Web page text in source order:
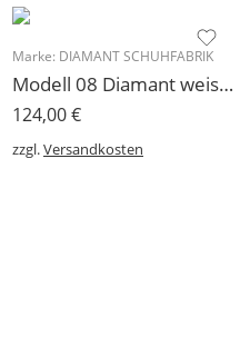
Marke: DIAMANT SCHUHFABRIK
Modell 08 Diamant weiss Damen Tanzschuh 5 cm
124,00€
zzgl.Versandkosten